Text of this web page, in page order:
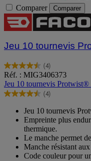
Comparer Comparer
Jeu 10 tournevis
(4)
4.5
sur
5
étoiles.
avis
Réf. : MIG3406373
Jeu 10 tournevis Protwist®
(4)
4.5
étoiles.
Jeu 10 tournevis
Empreinte plus
thermique.
Le manche permet
Manche résistant
Code couleur pour